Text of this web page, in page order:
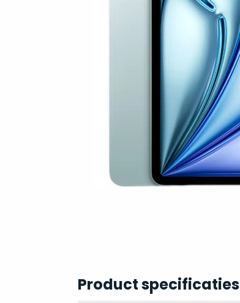
Product specificaties